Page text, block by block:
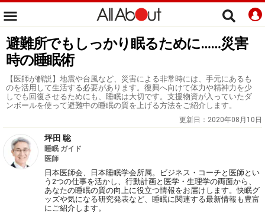
避難所でもしっかり眠るために……災害
時の睡眠術
【医師が解説】地震や台風など、災害による非常時には、手元にあるも
のを活用して生活する必要があります。復興へ向けて体力や精神力を少
しでも回復させるためにも、睡眠は大切です。支援物資が入っていたダ
ンボールを使って避難中の睡眠の質を上げる方法をご紹介します。
更新日： 2020年08月10日
坪田 聡
睡眠 ガイド
医師
日本医師会、日本睡眠学会所属。ビジネス・コーチと医師とい
う2つの仕事を活かし、行動計画と医学・生理学の両面から、
あなたの睡眠の質の向上に役立つ情報をお届けします。快眠グ
ッズや気になる研究発表など、睡眠に関連する最新情報も豊富
にご紹介します。